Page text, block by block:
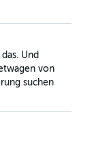
Und
von
suchen